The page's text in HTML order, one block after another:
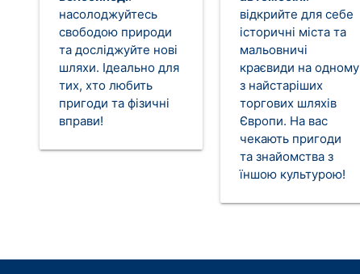
насолоджуйтесь
свободою природи
та досліджуйте нові
шляхи. Ідеально для
тих, хто любить
пригоди та фізичні
вправи!
відкрийте для себе
історичні міста та
мальовничі
краєвиди на одному
з найстаріших
торгових шляхів
Європи. На вас
чекають пригоди
та знайомства з
їншою культурою!